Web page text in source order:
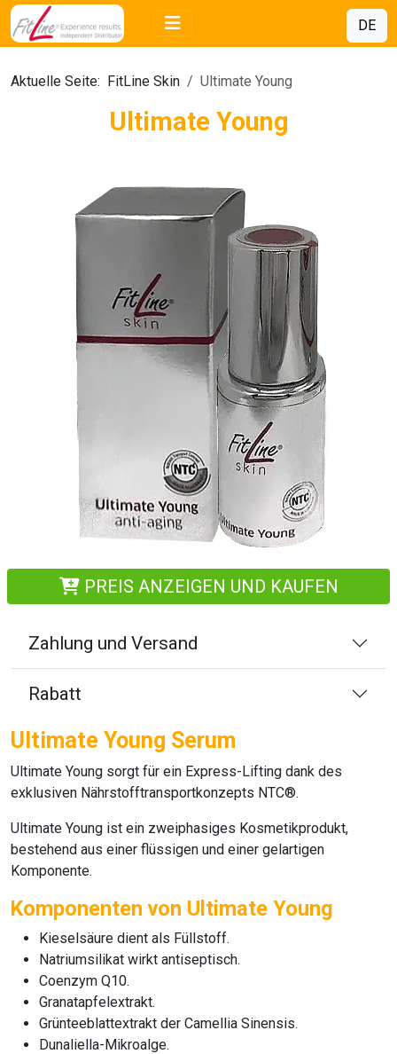
DE
Aktuelle Seite: FitLine Skin Ultimate Young
Ultimate Young
PREIS ANZEIGEN UND KAUFEN
Zahlung und Versand
Rabatt
Ultimate Young Serum
Ultimate Young sorgt für ein Express-Lifting dank des
exklusiven Nährstofftransportkonzepts NTC®.
Ultimate Young ist ein zweiphasiges Kosmetikprodukt,
bestehend aus einer flüssigen und einer gelartigen
Komponente.
Komponenten von Ultimate Young
Kieselsäure dient als Füllstoff.
Natriumsilikat wirkt antiseptisch.
Coenzym Q10.
Granatapfelextrakt.
Grünteeblattextrakt der Camellia Sinensis.
Dunaliella-Mikroalge.